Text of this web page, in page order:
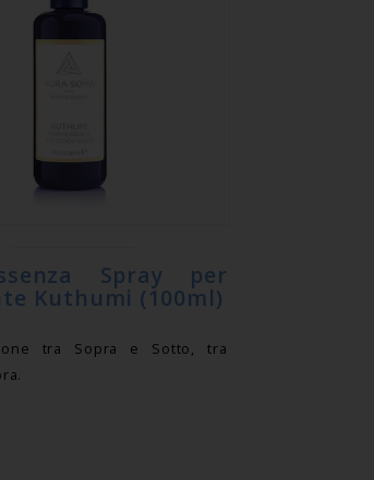
Spray per
Kuthumi (100ml)
tra Sopra e Sotto, tra